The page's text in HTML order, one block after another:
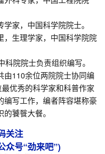
家，中国科学院院士。
，生理学家，中国科学院院
院院士负责组织编写。
由110余位两院院士协同编
优秀的科学家和科普作家
编写工作，编者阵容堪称豪
饕餮大餐。
关注
众号“劲来吧”)